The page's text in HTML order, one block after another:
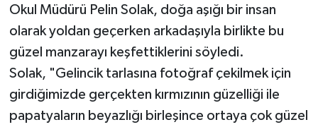
Okul Müdürü Pelin Solak, doğa aşığı bir insan
olarak yoldan geçerken arkadaşıyla birlikte bu
güzel manzarayı keşfettiklerini söyledi.
Solak, "Gelincik tarlasına fotoğraf çekilmek için
girdiğimizde gerçekten kırmızının güzelliği ile
papatyaların beyazlığı birleşince ortaya çok güzel